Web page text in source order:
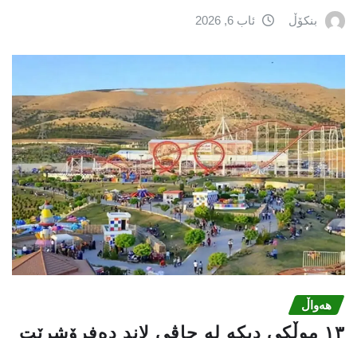
بنکۆڵ ئاب 6, 2026
هەواڵ
١٣ موڵکی دیکە لە چاڤی لاند دەفرۆشرێت